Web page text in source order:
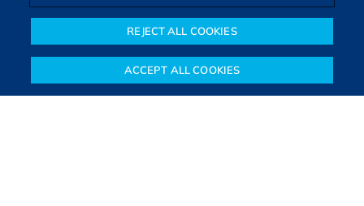
Notícias Colunistas Objetivos financeiros Investimentos Mais
O Bora Investir, site de notícias e educação financeira da B3,
oferece notícias e conteúdos especializados sobre o mercado
composta por especialistas, o site proporciona aprendizado
sólido e confiável, além de artigos de parceiros que ampliam
REJECT ALL COOKIES
ACCEPT ALL COOKIES